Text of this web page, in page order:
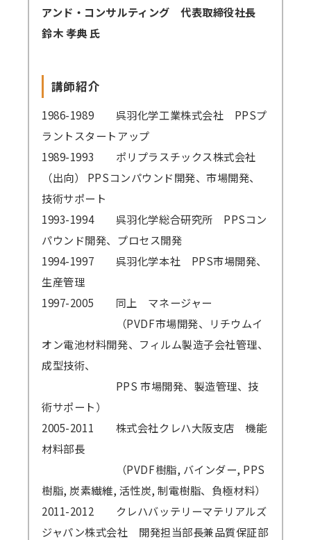
商品企画リクエスト
メルマガ登録
セミナー会場アクセス
アンド・コンサルティング 代表取締役社長
鈴木 孝典 氏
講師紹介
1986-1989
呉羽化学工業株式会社 PPSプ
ラントスタートアップ
1989-1993
ポリプラスチックス株式会社
（出向） PPSコンパウンド開発、市場開発、
技術サポート
1993-1994
呉羽化学総合研究所 PPSコン
パウンド開発、プロセス開発
1994-1997
呉羽化学本社 PPS市場開発、
生産管理
1997-2005
同上 マネージャー
（PVDF市場開発、リチウムイ
オン電池材料開発、フィルム製造子会社管理、
成型技術、
PPS 市場開発、製造管理、技
術サポート）
2005-2011
株式会社クレハ大阪支店 機能
材料部長
（PVDF樹脂, バインダー, PPS
樹脂, 炭素繊維, 活性炭, 制電樹脂、負極材料）
2011-2012
クレハバッテリーマテリアルズ
ジャパン株式会社 開発担当部長兼品質保証部